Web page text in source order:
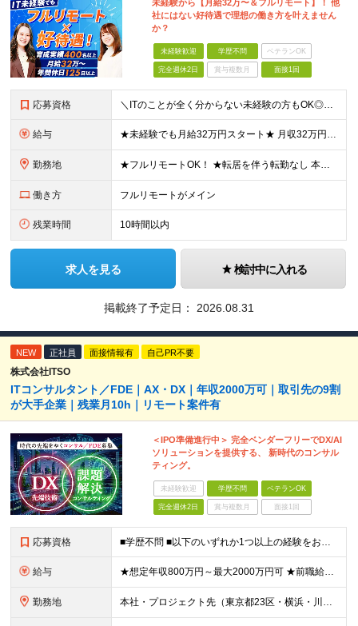
未経験から【月給32万〜＆フルリモート】！ 他
社にはない好待遇で理想の働き方を叶えません
か？
未経験歓迎 学歴不問 ベテランOK
完全週休2日 賞与複数月 面接1回
応募資格 ＼ITのことが全く分からない未経験の方もOK◎／≪ポテンシャル採用実施中≫ ★未経験OK！フリータからの正社員デビューもOK！ ★学歴不問 ≪こんな方にピッタリです！≫ ◎未経験から本気でエンジニア
給与 ★未経験でも月給32万円スタート★ 月収32万円～35万円＋各種手当（資格手当だけで毎月15万の上乗せ実績あり！） ★資格手当豊富！1資格につき最大3万円支給 ★功績手当の導入で、毎月のお給与に上乗
勤務地 ★フルリモートOK！ ★転居を伴う転勤なし 本社またはプロジェクト先にて勤務いただきます！ ※プロジェクト先は一都三県及び23区内がメイン 【本社】 東京都新宿区神楽坂1-2 研究社英語センタービ
働き方 フルリモートがメイン
残業時間 10時間以内
求人を見る 検討中に入れる
掲載終了予定日： 2026.08.31
NEW 正社員 面接情報有 自己PR不要
株式会社ITSO
ITコンサルタント／FDE｜AX・DX｜年収2000万可｜取引先の9割
が大手企業｜残業月10h｜リモート案件有
＜IPO準備進行中＞ 完全ベンダーフリーでDX/AI
ソリューションを提供する、 新時代のコンサル
ティング。
未経験歓迎 学歴不問 ベテランOK
完全週休2日 賞与複数月 面接1回
応募資格 ■学歴不問 ■以下のいずれか1つ以上の経験をお持ちの方 ・ITプロジェクトで、PMやPLとして顧客折衝・上流工程・マネジメントなどの経験がある方 ・ITコンサルタントとしての実務経験がある方 ≪以下
給与 ★想定年収800万円～最大2000万円可 ★前職給与を考慮 ★ストックオプション付与あり（IPO間近） ★昇給制度あり ┗入社6カ月後に3％以上の昇給があります。その後、業績に合わせて適宜、昇給します
勤務地 本社・プロジェクト先（東京都23区・横浜・川崎・千葉・埼玉が中心）いずれかでの勤務となります（常駐は全体の1割程度！） 《本社》東京都港区虎ノ門3-5-1 虎ノ門37森ビル12F ※(変更の範囲)